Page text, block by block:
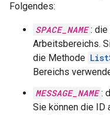
Folgendes:
SPACE_NAME : die
Arbeitsbereichs.
die Methode
Bereichs
MESSAGE_NAME :
Sie können die ID